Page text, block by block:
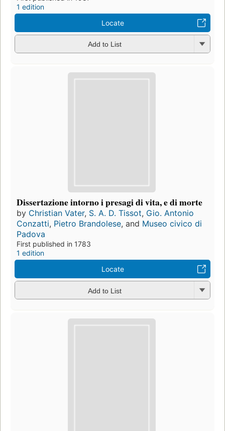
1 edition
Locate
Add to List
Dissertazione intorno i presagi di vita, e di morte
by Christian Vater, S. A. D. Tissot, Gio. Antonio
Conzatti, Pietro Brandolese, and Museo civico di
Padova
First published in 1783
1 edition
Locate
Add to List